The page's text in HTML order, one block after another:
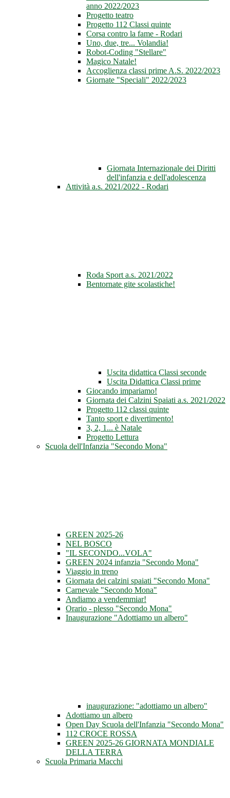
anno 2022/2023
Progetto teatro
Progetto 112 Classi quinte
Corsa contro la fame - Rodari
Uno, due, tre... Volandia!
Robot-Coding "Stellare"
Magico Natale!
Accoglienza classi prime A.S. 2022/2023
Giornate "Speciali" 2022/2023
Giornata Internazionale dei Diritti
dell'infanzia e dell'adolescenza
Attività a.s. 2021/2022 - Rodari
Roda Sport a.s. 2021/2022
Bentornate gite scolastiche!
Uscita didattica Classi seconde
Uscita Didattica Classi prime
Giocando impariamo!
Giornata dei Calzini Spaiati a.s. 2021/2022
Progetto 112 classi quinte
Tanto sport e divertimento!
3, 2, 1... è Natale
Progetto Lettura
Scuola dell'Infanzia "Secondo Mona"
GREEN 2025-26
NEL BOSCO
"IL SECONDO...VOLA"
GREEN 2024 infanzia "Secondo Mona"
Viaggio in treno
Giornata dei calzini spaiati "Secondo Mona"
Carnevale "Secondo Mona"
Andiamo a vendemmiar!
Orario - plesso "Secondo Mona"
Inaugurazione "Adottiamo un albero"
inaugurazione: "adottiamo un albero"
Adottiamo un albero
Open Day Scuola dell'Infanzia "Secondo Mona"
112 CROCE ROSSA
GREEN 2025-26 GIORNATA MONDIALE
DELLA TERRA
Scuola Primaria Macchi